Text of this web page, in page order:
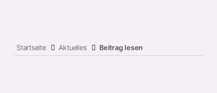
Startseite Aktuelles Beitrag lesen